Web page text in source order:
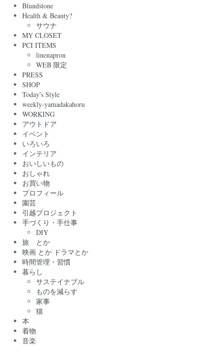
Blundstone
Health & Beauty?
サウナ
MY CLOSET
PCI ITEMS
linenapron
WEB 限定
PRESS
SHOP
Today's Style
weekly-yamadakahoru
WORKING
アウトドア
イベント
いろいろ
インテリア
おいしいもの
おしゃれ
お買い物
プロフィール
園芸
引越プロジェクト
手づくり・手仕事
DIY
旅 とか
映画 とか ドラマとか
時間管理・習慣
暮らし
サステイナブル
ものを減らす
家事
猫
本
着物
音楽